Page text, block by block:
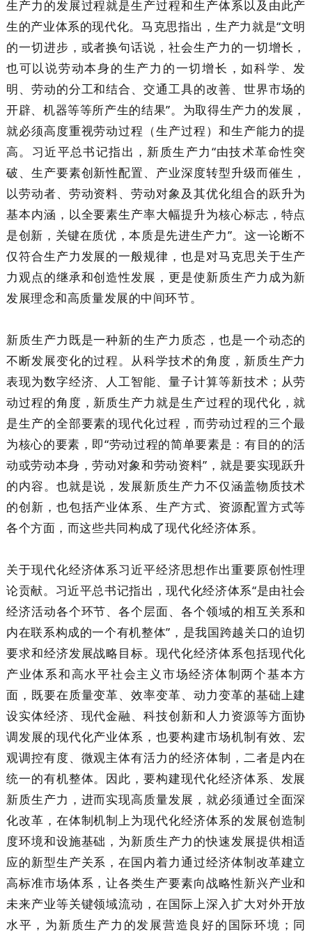
生产力的发展过程就是生产过程和生产体系以及由此产
生的产业体系的现代化。马克思指出，生产力就是“文明
的一切进步，或者换句话说，社会生产力的一切增长，
也可以说劳动本身的生产力的一切增长，如科学、发
明、劳动的分工和结合、交通工具的改善、世界市场的
开辟、机器等等所产生的结果”。为取得生产力的发展，
就必须高度重视劳动过程（生产过程）和生产能力的提
高。习近平总书记指出，新质生产力“由技术革命性突
破、生产要素创新性配置、产业深度转型升级而催生，
以劳动者、劳动资料、劳动对象及其优化组合的跃升为
基本内涵，以全要素生产率大幅提升为核心标志，特点
是创新，关键在质优，本质是先进生产力”。这一论断不
仅符合生产力发展的一般规律，也是对马克思关于生产
力观点的继承和创造性发展，更是使新质生产力成为新
发展理念和高质量发展的中间环节。
新质生产力既是一种新的生产力质态，也是一个动态的
不断发展变化的过程。从科学技术的角度，新质生产力
表现为数字经济、人工智能、量子计算等新技术；从劳
动过程的角度，新质生产力就是生产过程的现代化，就
是生产的全部要素的现代化过程，而劳动过程的三个最
为核心的要素，即“劳动过程的简单要素是：有目的的活
动或劳动本身，劳动对象和劳动资料”，就是要实现跃升
的内容。也就是说，发展新质生产力不仅涵盖物质技术
的创新，也包括产业体系、生产方式、资源配置方式等
各个方面，而这些共同构成了现代化经济体系。
关于现代化经济体系习近平经济思想作出重要原创性理
论贡献。习近平总书记指出，现代化经济体系“是由社会
经济活动各个环节、各个层面、各个领域的相互关系和
内在联系构成的一个有机整体”，是我国跨越关口的迫切
要求和经济发展战略目标。现代化经济体系包括现代化
产业体系和高水平社会主义市场经济体制两个基本方
面，既要在质量变革、效率变革、动力变革的基础上建
设实体经济、现代金融、科技创新和人力资源等方面协
调发展的现代化产业体系，也要构建市场机制有效、宏
观调控有度、微观主体有活力的经济体制，二者是内在
统一的有机整体。因此，要构建现代化经济体系、发展
新质生产力，进而实现高质量发展，就必须通过全面深
化改革，在体制机制上为现代化经济体系的发展创造制
度环境和设施基础，为新质生产力的快速发展提供相适
应的新型生产关系，在国内着力通过经济体制改革建立
高标准市场体系，让各类生产要素向战略性新兴产业和
未来产业等关键领域流动，在国际上深入扩大对外开放
水平，为新质生产力的发展营造良好的国际环境；同